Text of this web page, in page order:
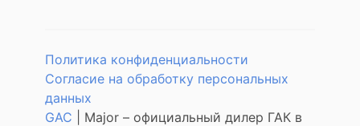
Политика конфиденциальности
Согласие на обработку персональных
данных
GAC | Major – официальный дилер ГАК в